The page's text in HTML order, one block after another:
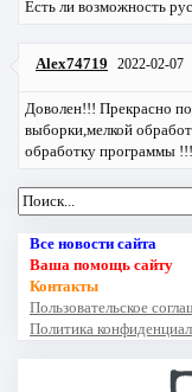
Есть ли возможность
Alex74719 2022-02-07
Доволен!!! Прекрасно
выборки,мелкой
обработку программы !!!.
Все новости сайта
Ваша помощь сайту
Контакты
Пользовательское
Политика